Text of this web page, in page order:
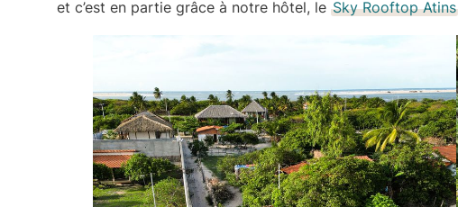
et c’est en partie grâce à notre hôtel, le Sky Rooftop Atins